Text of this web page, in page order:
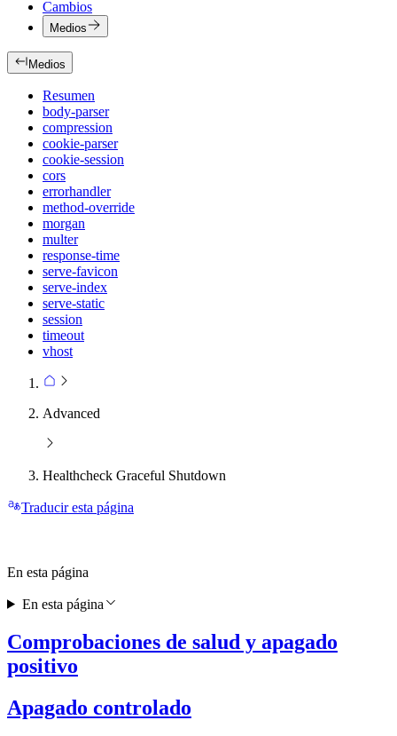
Cambios
Medios
Medios
Resumen
body-parser
compression
cookie-parser
cookie-session
cors
errorhandler
method-override
morgan
multer
response-time
serve-favicon
serve-index
serve-static
session
timeout
vhost
Advanced
Healthcheck Graceful Shutdown
Traducir esta página
Comprobaciones de salud y apagado
positivo
Apagado controlado
En esta página
En esta página